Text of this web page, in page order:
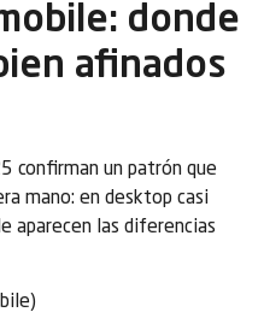
donde
afinados
confirman un patrón que
mano: en desktop casi
aparecen las diferencias